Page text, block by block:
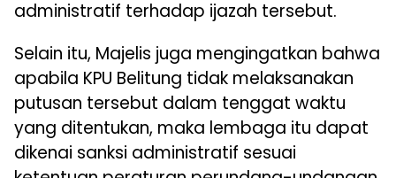
administratif terhadap ijazah tersebut.
Selain itu, Majelis juga mengingatkan bahwa
apabila KPU Belitung tidak melaksanakan
putusan tersebut dalam tenggat waktu
yang ditentukan, maka lembaga itu dapat
dikenai sanksi administratif sesuai